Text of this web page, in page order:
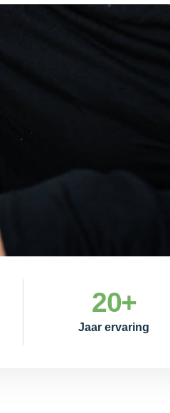
Jaar ervaring
20+